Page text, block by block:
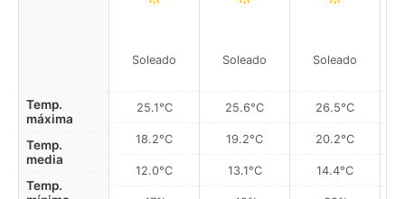
Temp.
máxima
Temp.
media
Temp.
Soleado
25.1°C
18.2°C
12.0°C
Soleado
25.6°C
19.2°C
13.1°C
Soleado
26.5°C
20.2°C
14.4°C